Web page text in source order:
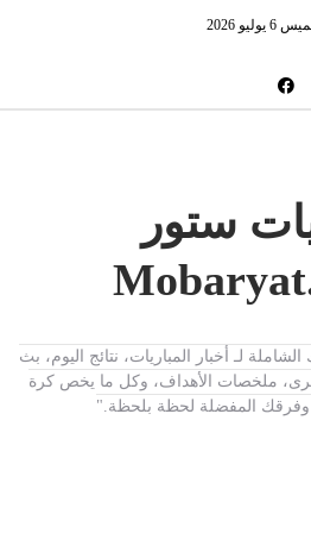
6 يوليو 2026
ستور
لـ أخبار المباريات، نتائج اليوم، بث
ملخصات الأهداف، وكل ما يخص كرة
وفرقك المفضلة لحظة بلحظة."